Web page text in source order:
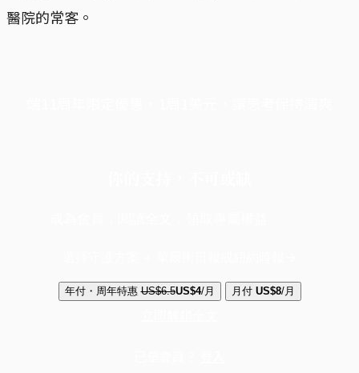
醫院的常客。
年付・周年特惠 US$6.5US$4/月 月付 US$8/月